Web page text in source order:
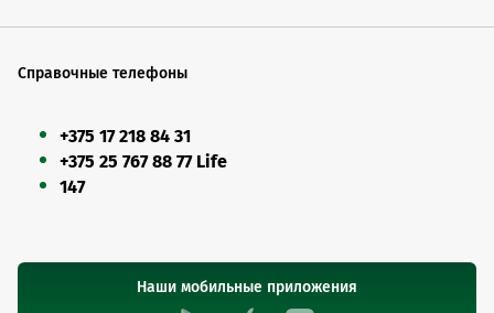
Справочные телефоны
+375 17 218 84 31
+375 25 767 88 77 Life
147
Наши мобильные приложения